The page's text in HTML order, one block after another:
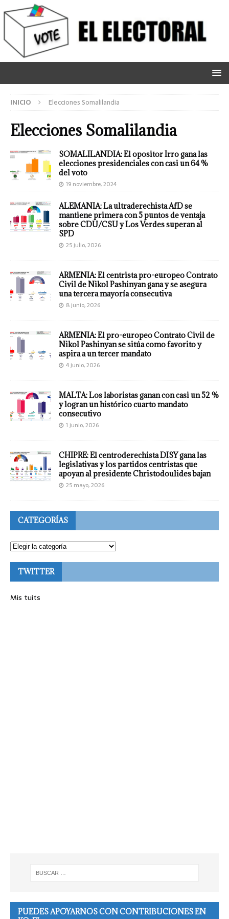
INICIO Elecciones Somalilandia
Elecciones Somalilandia
SOMALILANDIA: El opositor Irro gana las
elecciones presidenciales con casi un 64 %
del voto
19 noviembre, 2024
ALEMANIA: La ultraderechista AfD se
mantiene primera con 5 puntos de ventaja
sobre CDU/CSU y Los Verdes superan al
SPD
25 julio, 2026
ARMENIA: El centrista pro-europeo Contrato
Civil de Nikol Pashinyan gana y se asegura
una tercera mayoría consecutiva
8 junio, 2026
ARMENIA: El pro-europeo Contrato Civil de
Nikol Pashinyan se sitúa como favorito y
aspira a un tercer mandato
4 junio, 2026
MALTA: Los laboristas ganan con casi un 52 %
y logran un histórico cuarto mandato
consecutivo
1 junio, 2026
CHIPRE: El centroderechista DISY gana las
legislativas y los partidos centristas que
apoyan al presidente Christodoulides bajan
25 mayo, 2026
CATEGORÍAS
TWITTER
Mis tuits
PUEDES APOYARNOS CON CONTRIBUCIONES EN